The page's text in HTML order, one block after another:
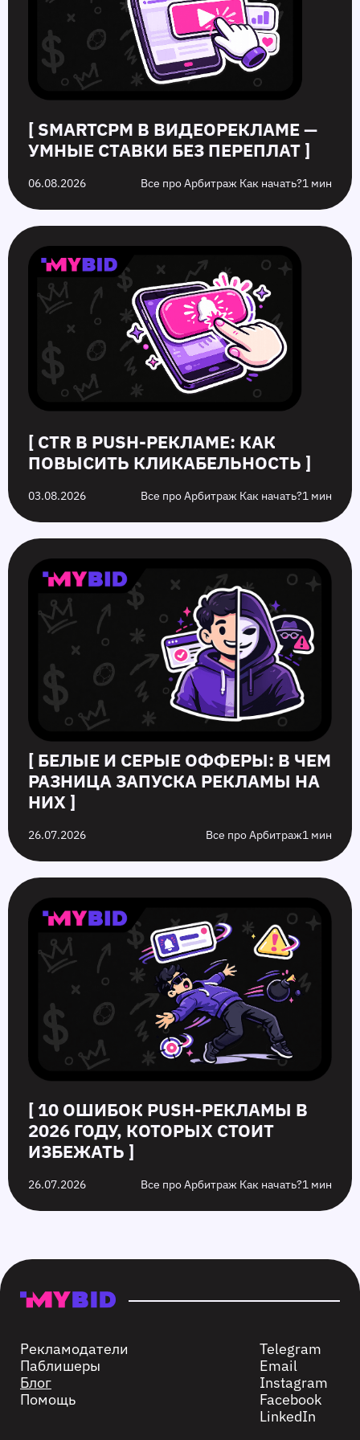
кликабельность
разница
рекламы
которых
избежать
[ SMARTCPM В ВИДЕОРЕКЛАМЕ —
УМНЫЕ СТАВКИ БЕЗ ПЕРЕПЛАТ ]
06.08.2026 Все про Арбитраж Как начать?1 мин
[ CTR В PUSH-РЕКЛАМЕ: КАК
ПОВЫСИТЬ КЛИКАБЕЛЬНОСТЬ ]
03.08.2026 Все про Арбитраж Как начать?1 мин
[ БЕЛЫЕ И СЕРЫЕ ОФФЕРЫ: В ЧЕМ
РАЗНИЦА ЗАПУСКА РЕКЛАМЫ НА
НИХ ]
26.07.2026 Все про Арбитраж1 мин
[ 10 ОШИБОК PUSH‑РЕКЛАМЫ В
2026 ГОДУ, КОТОРЫХ СТОИТ
ИЗБЕЖАТЬ ]
26.07.2026 Все про Арбитраж Как начать?1 мин
Рекламодатели
Паблишеры
Блог
Помощь
Telegram
Email
Instagram
Facebook
LinkedIn